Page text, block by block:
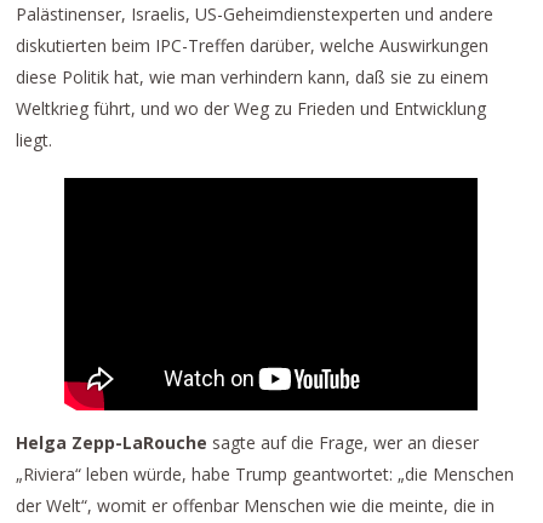
Palästinenser, Israelis, US-Geheimdienstexperten und andere
diskutierten beim IPC-Treffen darüber, welche Auswirkungen
diese Politik hat, wie man verhindern kann, daß sie zu einem
Weltkrieg führt, und wo der Weg zu Frieden und Entwicklung
liegt.
Helga Zepp-LaRouche sagte auf die Frage, wer an dieser
„Riviera“ leben würde, habe Trump geantwortet: „die Menschen
der Welt“, womit er offenbar Menschen wie die meinte, die in